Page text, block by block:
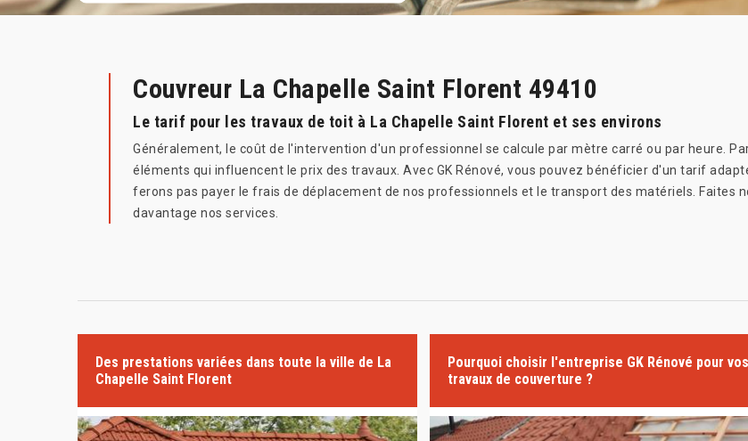
Couvreur La Chapelle Saint Florent 49410
Le tarif pour les travaux de toit à La Chapelle Saint Florent et ses environs
Généralement, le coût de l'intervention d'un professionnel se calcule par mètre carré ou par heure.
éléments qui influencent le prix des travaux. Avec GK Rénové, vous pouvez bénéficier d'un tarif
ferons pas payer le frais de déplacement de nos professionnels et le transport des matériels. Faites
davantage nos services.
Des prestations variées dans toute la ville de La
Chapelle Saint Florent
Pourquoi choisir l'entreprise GK Rénové pour vos
travaux de couverture ?